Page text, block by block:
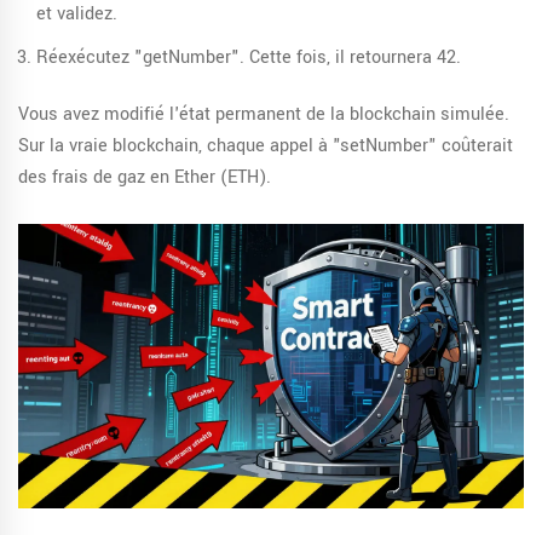
et validez.
Réexécutez "getNumber". Cette fois, il retournera 42.
Vous avez modifié l'état permanent de la blockchain simulée.
Sur la vraie blockchain, chaque appel à "setNumber" coûterait
des frais de gaz en Ether (ETH).